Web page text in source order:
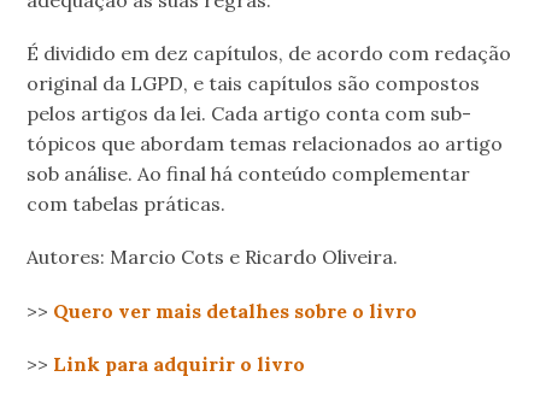
É dividido em dez capítulos, de acordo com redação
original da LGPD, e tais capítulos são compostos
pelos artigos da lei. Cada artigo conta com sub-
tópicos que abordam temas relacionados ao artigo
sob análise. Ao final há conteúdo complementar
com tabelas práticas.
Autores: Marcio Cots e Ricardo Oliveira.
>> Quero ver mais detalhes sobre o livro
>> Link para adquirir o livro